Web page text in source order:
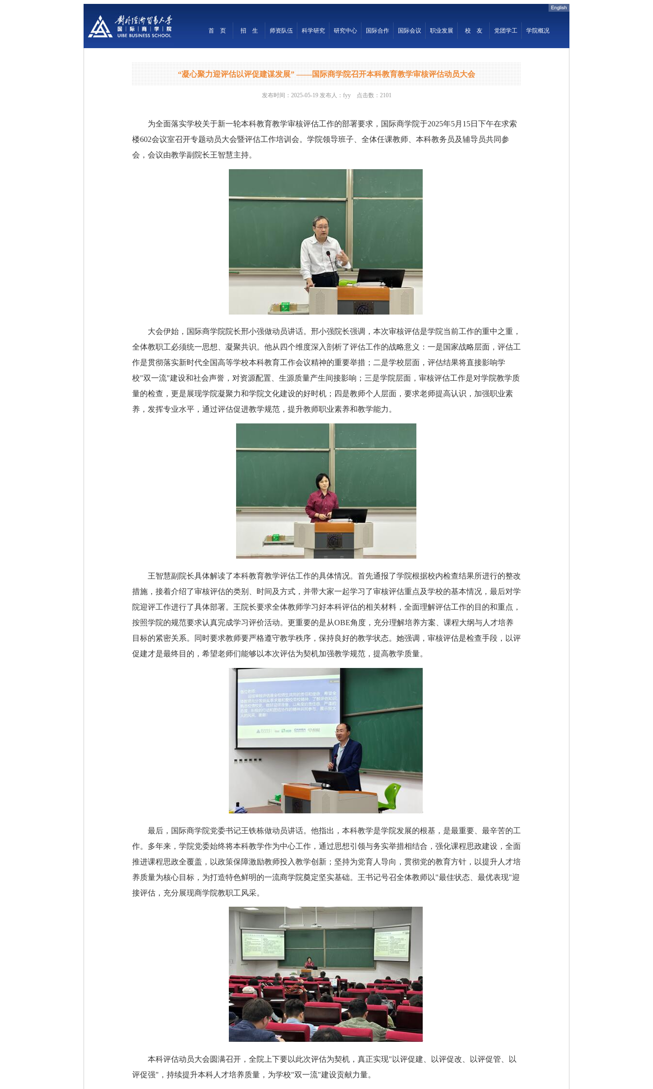
“凝心聚力迎评估以评促建谋发展” ——国际商学院召开本科教育教学审核评估动员大会
发布时间：2025-05-19 发布人：fyy 点击数：2101
为全面落实学校关于新一轮本科教育教学审核评估工作的部署要求，国际商学院于2025年5月15日下午在求索
楼602会议室召开专题动员大会暨评估工作培训会。学院领导班子、全体任课教师、本科教务员及辅导员共同参
会，会议由教学副院长王智慧主持。
大会伊始，国际商学院院长邢小强做动员讲话。邢小强院长强调，本次审核评估是学院当前工作的重中之重，
全体教职工必须统一思想、凝聚共识。他从四个维度深入剖析了评估工作的战略意义：一是国家战略层面，评估工
作是贯彻落实新时代全国高等学校本科教育工作会议精神的重要举措；二是学校层面，评估结果将直接影响学
校"双一流"建设和社会声誉，对资源配置、生源质量产生间接影响；三是学院层面，审核评估工作是对学院教学质
量的检查，更是展现学院凝聚力和学院文化建设的好时机；四是教师个人层面，要求老师提高认识，加强职业素
养，发挥专业水平，通过评估促进教学规范，提升教师职业素养和教学能力。
王智慧副院长具体解读了本科教育教学评估工作的具体情况。首先通报了学院根据校内检查结果所进行的整改
措施，接着介绍了审核评估的类别、时间及方式，并带大家一起学习了审核评估重点及学校的基本情况，最后对学
院迎评工作进行了具体部署。王院长要求全体教师学习好本科评估的相关材料，全面理解评估工作的目的和重点，
按照学院的规范要求认真完成学习评价活动。更重要的是从OBE角度，充分理解培养方案、课程大纲与人才培养
目标的紧密关系。同时要求教师要严格遵守教学秩序，保持良好的教学状态。她强调，审核评估是检查手段，以评
促建才是最终目的，希望老师们能够以本次评估为契机加强教学规范，提高教学质量。
最后，国际商学院党委书记王铁栋做动员讲话。他指出，本科教学是学院发展的根基，是最重要、最辛苦的工
作。多年来，学院党委始终将本科教学作为中心工作，通过思想引领与务实举措相结合，强化课程思政建设，全面
推进课程思政全覆盖，以政策保障激励教师投入教学创新；坚持为党育人导向， 贯彻党的教育方针，以提升人才培
养质量为核心目标，为打造特色鲜明的一流商学院奠定坚实基础。王书记号召全体教师以"最佳状态、最优表现"迎
接评估，充分展现商学院教职工风采。
本科评估动员大会圆满召开，全院上下要以此次评估为契机，真正实现"以评促建、以评促改、以评促管、以
评促强"，持续提升本科人才培养质量，为学校"双一流"建设贡献力量。